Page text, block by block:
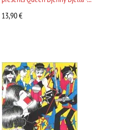
13,90€